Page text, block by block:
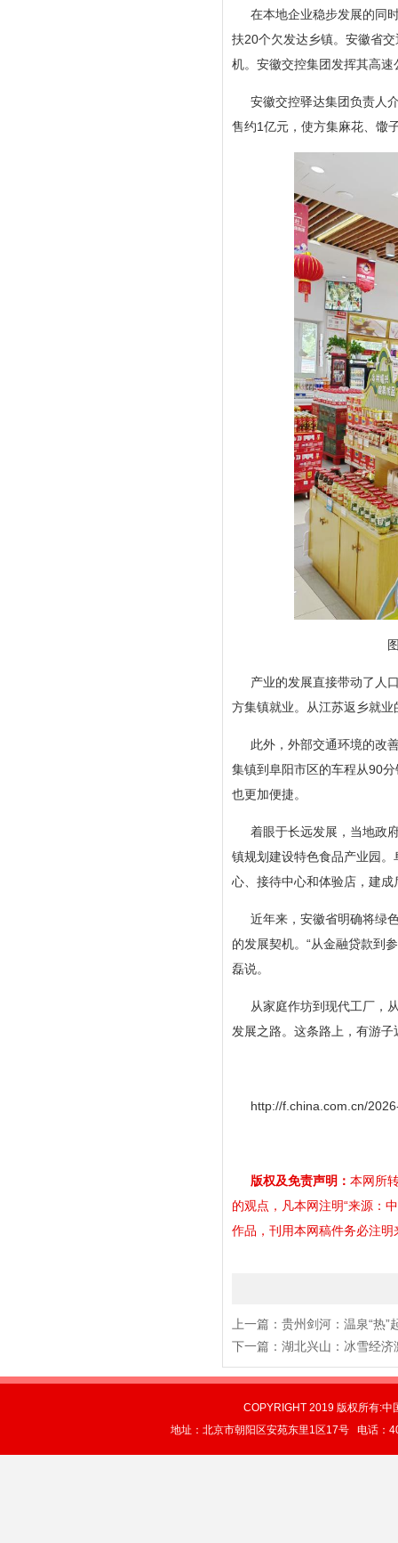
在本地企业稳步发展的同
扶20个欠发达乡镇。安徽省
机。安徽交控集团发挥其高
安徽交控驿达集团负责人
售约1亿元，使方集麻花、馓
产业的发展直接带动了人
方集镇就业。从江苏返乡就
此外，外部交通环境的改
集镇到阜阳市区的车程从90
也更加便捷。
着眼于长远发展，当地政
镇规划建设特色食品产业园
心、接待中心和体验店，建
近年来，安徽省明确将绿
的发展契机。“从金融贷款到
磊说。
从家庭作坊到现代工厂，
发展之路。这条路上，有游
http://f.china.com.cn/
版权及免责声明： 本网所
的观点，凡本网注明“来源：
作品，刊用本网稿件务必注
上一篇： 贵州剑河：温泉“热”
下一篇： 湖北兴山：冰雪经济
COPYRIGHT 2019 版权所有:
地址：北京市朝阳区安苑东里1区17号 电话